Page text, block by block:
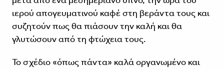
ιερού απογευματινού καφέ στη βεράντα τους και
συζητούν πως θα πιάσουν την καλή και θα
γλυτώσουν από τη φτώχεια τους.
Το σχέδιο «όπως πάντα» καλά οργανωμένο και